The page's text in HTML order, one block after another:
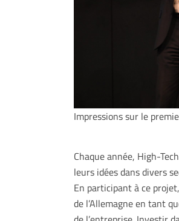
Impressions sur le
Chaque année, High-
leurs idées dans divers
En participant à ce
de l’Allemagne en tant